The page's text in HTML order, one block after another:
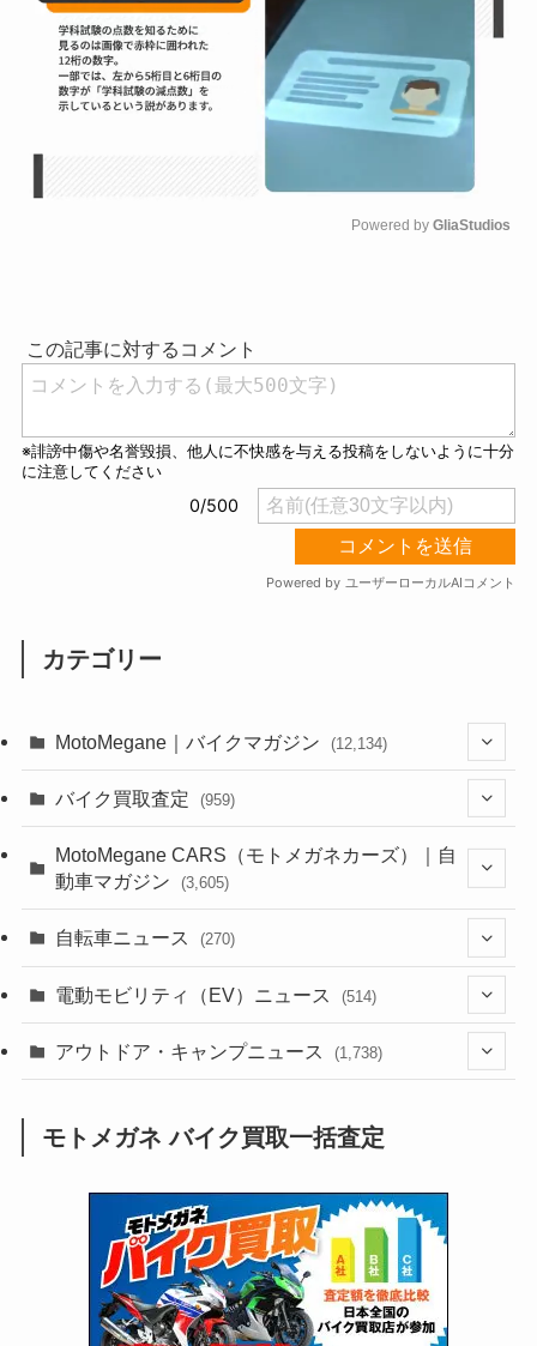
Powered by GliaStudios
カテゴリー
MotoMegane｜バイクマガジン (12,134)
(44)
(638)
(118)
(60)
(31)
(51)
(34)
(5)
(252)
(38)
(24)
(16)
(25)
(24)
(249)
(64)
(16)
(62)
(4)
(306)
(6,957)
(2,473)
(249)
(1,226)
(12)
(131)
(38)
(167)
(85)
(171)
(66)
(16)
(141)
(255)
(1,141)
(166)
(23)
(33)
(415)
(16)
バイク買取査定 (959)
(352)
MotoMegane CARS（モトメガネカーズ）｜自
動車マガジン
(3,605)
(185)
(137)
(73)
(2,744)
(126)
(170)
自転車ニュース (270)
(54)
(211)
電動モビリティ（EV）ニュース (514)
(132)
(171)
(118)
(27)
アウトドア・キャンプニュース (1,738)
(1,605)
(147)
(13)
モトメガネ バイク買取一括査定